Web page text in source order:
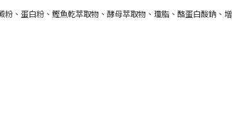
粉、蛋白粉、鰹魚乾萃取物、酵母萃取物、瓊脂、酪蛋白酸鈉、